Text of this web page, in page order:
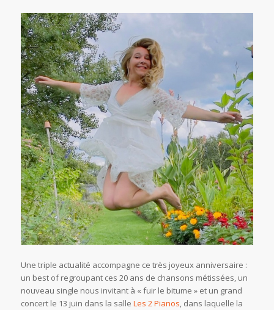
Une triple actualité accompagne ce très joyeux anniversaire :
un best of regroupant ces 20 ans de chansons métissées, un
nouveau single nous invitant à « fuir le bitume » et un grand
concert le 13 juin dans la salle Les 2 Pianos, dans laquelle la